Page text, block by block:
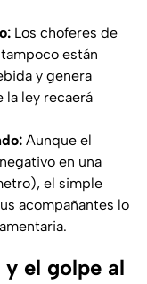
Los choferes de
están
y genera
la ley recaerá
Aunque el
en una
el simple
acompañantes lo
el golpe al